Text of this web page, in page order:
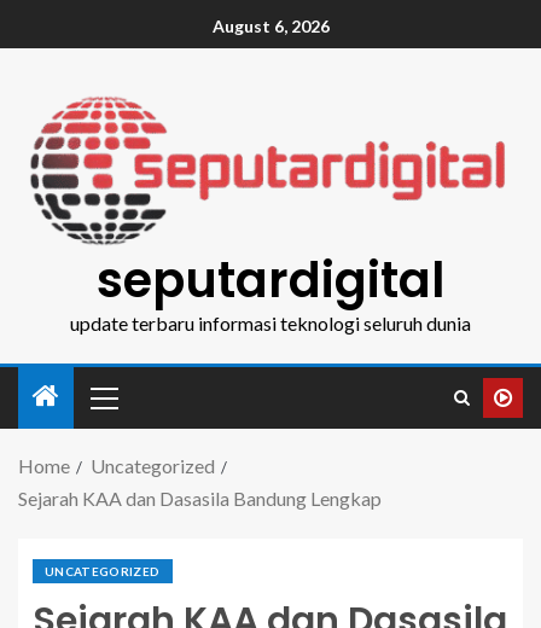
August 6, 2026
seputardigital
update terbaru informasi teknologi seluruh dunia
Home
Uncategorized
Sejarah KAA dan Dasasila Bandung Lengkap
UNCATEGORIZED